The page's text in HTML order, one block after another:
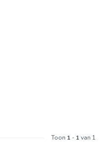
Toon 1 - 1van 1